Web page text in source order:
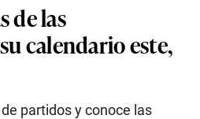
de las
calendario este,
partidos y conoce las